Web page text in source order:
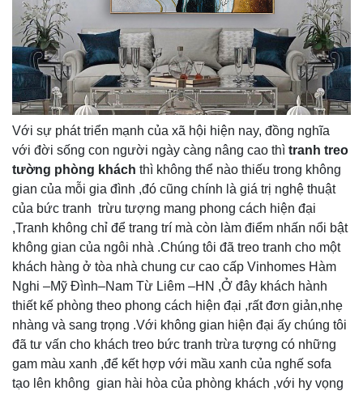
Với sự phát triển mạnh của xã hội hiện nay, đồng nghĩa
với đời sống con người ngày càng nâng cao thì tranh treo
tường phòng khách thì không thể nào thiếu trong không
gian của mỗi gia đình ,đó cũng chính là giá trị nghệ thuật
của bức tranh trừu tượng mang phong cách hiện đại
,Tranh không chỉ để trang trí mà còn làm điểm nhấn nổi bật
không gian của ngôi nhà .Chúng tôi đã treo tranh cho một
khách hàng ở tòa nhà chung cư cao cấp Vinhomes Hàm
Nghi –Mỹ Đình–Nam Từ Liêm –HN ,Ở đây khách hành
thiết kế phòng theo phong cách hiện đại ,rất đơn giản,nhẹ
nhàng và sang trọng .Với không gian hiện đại ấy chúng tôi
đã tư vấn cho khách treo bức tranh trừa tượng có những
gam màu xanh ,để kết hợp với mầu xanh của nghế sofa
tạo lên không gian hài hòa của phòng khách ,với hy vọng